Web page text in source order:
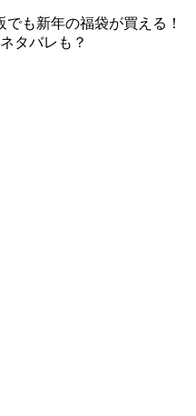
も新年の福袋が買える！
タバレも？